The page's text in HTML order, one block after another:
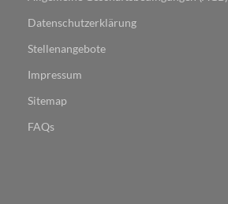
Datenschutzerklärung
Stellenangebote
Impressum
Sitemap
FAQs